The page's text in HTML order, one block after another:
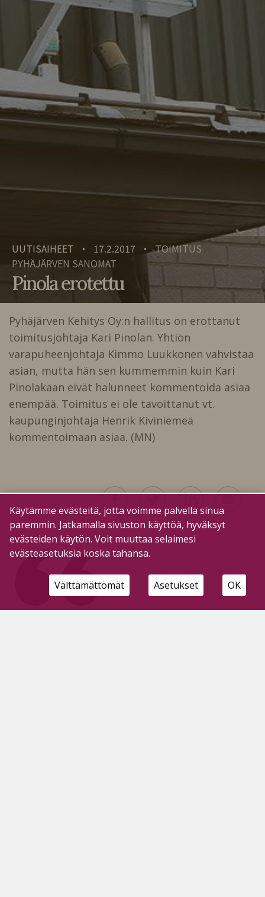
UUTISAIHEET • 17.2.2017 •
TOIMITUS
PYHÄJÄRVEN SANOMAT
Pinola erotettu
Pyhäjärven Kehitys Oy:n hallitus on erottanut
toimitusjohtaja Kari Pinolan. Yhtiön
varapuheenjohtaja Kimmo Luukkonen vahvistaa
asian, mutta hän sen kummemmin kuin Kari
Pinolakaan eivät halunneet kommentoida asiaa
enempää. Toimitus ei ole tavoittanut vt.
kaupunginjohtaja Henrik Kiviniemeä
kommentoimaan asiaa. (MN)
Käytämme evästeitä, jotta voimme palvella sinua
paremmin. Jatkamalla sivuston käyttöä, hyväksyt
evästeiden käytön. Voit muuttaa selaimesi
evästeasetuksia koska tahansa.
Välttämättömät Asetukset OK